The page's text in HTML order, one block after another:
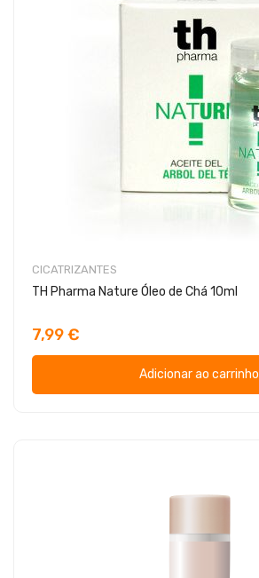
CICATRIZANTES
TH Pharma Nature Óleo de Chá 10ml
7,99 €
Adicionar ao carrinho